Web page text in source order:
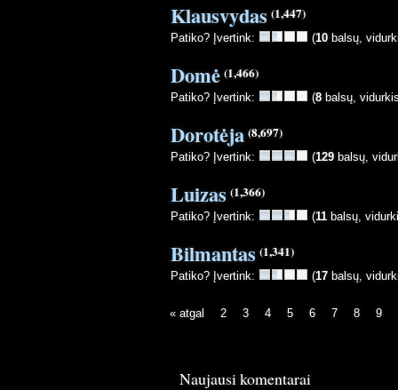
Klausvydas (1,447)
Patiko? Įvertink: (10 balsų,
Domė (1,466)
Patiko? Įvertink: (8 balsų,
Dorotėja (8,697)
Patiko? Įvertink: (129 balsų,
Luizas (1,366)
Patiko? Įvertink: (11 balsų,
Bilmantas (1,341)
Patiko? Įvertink: (17 balsų,
« atgal 2 3 4 5 6 7 8 9
Naujausi komentarai